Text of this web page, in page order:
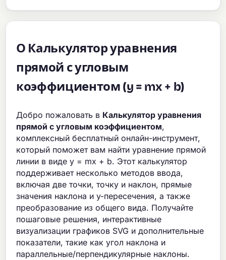
О Калькулятор уравнения
прямой с угловым
коэффициентом (y = mx + b)
Добро пожаловать в Калькулятор уравнения
прямой с угловым коэффициентом,
комплексный бесплатный онлайн-инструмент,
который поможет вам найти уравнение прямой
линии в виде y = mx + b. Этот калькулятор
поддерживает несколько методов ввода,
включая две точки, точку и наклон, прямые
значения наклона и y-пересечения, а также
преобразование из общего вида. Получайте
пошаговые решения, интерактивные
визуализации графиков SVG и дополнительные
показатели, такие как угол наклона и
параллельные/перпендикулярные наклоны.